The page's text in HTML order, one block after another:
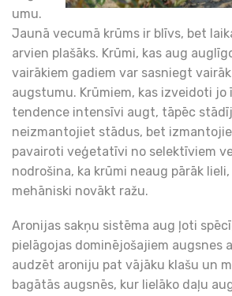
umu.
Jaunā vecumā krūms ir blīvs, bet
arvien plašāks. Krūmi, kas aug
vairākiem gadiem var sasniegt
augstumu. Krūmiem, kas izveidoti jo
tendence intensīvi augt, tāpēc
neizmantojiet stādus, bet
pavairoti veģetatīvi no selektīviem
nodrošina, ka krūmi neaug pārāk
mehāniski novākt ražu.
Aronijas sakņu sistēma aug ļoti
pielāgojas dominējošajiem augsnes
audzēt aroniju pat vājāku klašu un
bagātās augsnēs, kur lielāko daļu